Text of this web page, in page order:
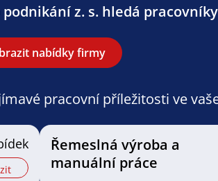
z. s. hledá
nabídky firmy
pracovní příležitosti ve
Řemeslná výroba a
manuální práce